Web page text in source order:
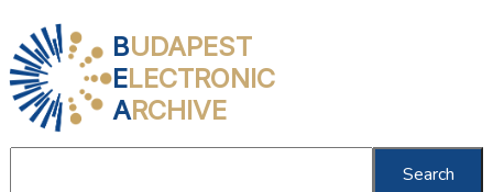
BUDAPEST
ELECTRONIC
ARCHIVE
Search